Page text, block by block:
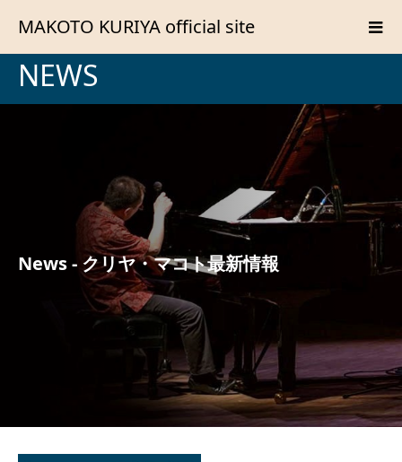
MAKOTO KURIYA official site
NEWS
News - クリヤ・マコト最新情報